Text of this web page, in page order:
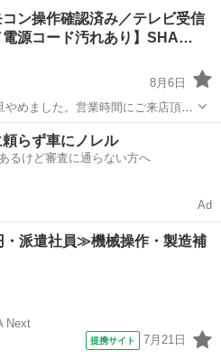
テレビ
コン操作確認済み／テレビ受信
電源コード汚れあり】SHA…
8月6日
やめました。営業時間にご来店頂
その場で購入も可能です。 ご不明
ース
ド
らず車にノレル
るけど審査に通らない方へ
Ad
派遣社員≫機械操作・製造補
Next
提携サイト 7月21日